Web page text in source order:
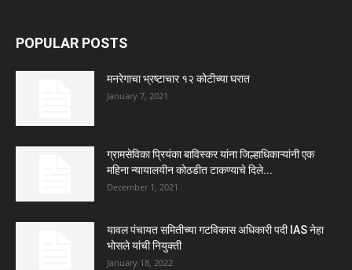
POPULAR POSTS
मनरेगाचा भ्रष्टाचार १२ कोटीच्या घरात
January 7, 2021
ग्रामसेविका प्रियंका बाविस्कर यांना जिल्हाधिकाऱ्यांनी एक
महिना न्यायालयीन कोठडीत टाकण्याचे दिले...
December 1, 2021
यावल पंचायत समितीच्या गटविकास अधिकारी पदी IAS नेहा
भोसले यांची नियुक्ती
January 18, 2022